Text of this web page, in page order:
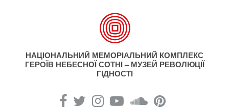
НАЦІОНАЛЬНИЙ МЕМОРІАЛЬНИЙ КОМПЛЕКС
ГЕРОЇВ НЕБЕСНОЇ СОТНІ – МУЗЕЙ РЕВОЛЮЦІЇ
ГІДНОСТІ